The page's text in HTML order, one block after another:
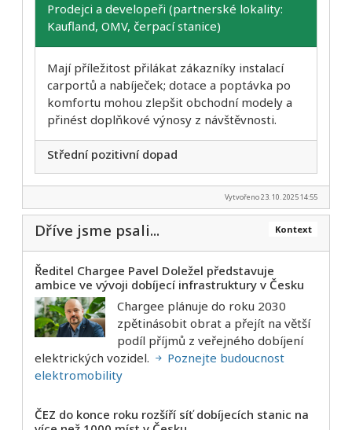
Prodejci a developeři (partnerské lokality:
Kaufland, OMV, čerpací stanice)
Mají příležitost přilákat zákazníky instalací
carportů a nabíječek; dotace a poptávka po
komfortu mohou zlepšit obchodní modely a
přinést doplňkové výnosy z návštěvnosti.
Střední pozitivní dopad
Vytvořeno 23. 10. 2025 14:55
Kontext
Dříve jsme psali...
Ředitel Chargee Pavel Doležel představuje
ambice ve vývoji dobíjecí infrastruktury v Česku
Chargee plánuje do roku 2030
zpětinásobit obrat a přejít na větší
podíl příjmů z veřejného dobíjení
elektrických vozidel.
Poznejte budoucnost
elektromobility
ČEZ do konce roku rozšíří síť dobíjecích stanic na